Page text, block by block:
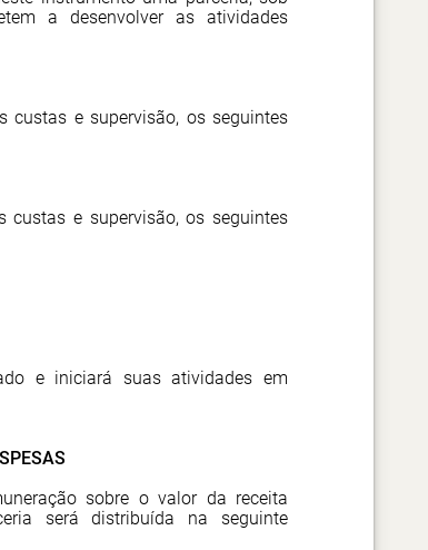
a desenvolver as atividades
custas e supervisão, os seguintes
custas e supervisão, os seguintes
e iniciará suas atividades em
sobre o valor da receita
será distribuída na seguinte